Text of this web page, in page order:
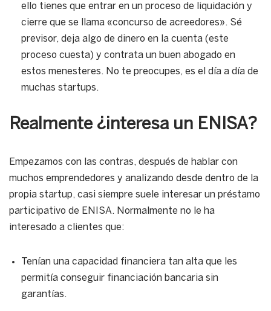
ello tienes que entrar en un proceso de liquidación y
cierre que se llama «concurso de acreedores». Sé
previsor, deja algo de dinero en la cuenta (este
proceso cuesta) y contrata un buen abogado en
estos menesteres. No te preocupes, es el día a día de
muchas startups.
Realmente ¿interesa un ENISA?
Empezamos con las contras, después de hablar con
muchos emprendedores y analizando desde dentro de la
propia startup, casi siempre suele interesar un préstamo
participativo de ENISA. Normalmente no le ha
interesado a clientes que:
Tenían una capacidad financiera tan alta que les
permitía conseguir financiación bancaria sin
garantías.